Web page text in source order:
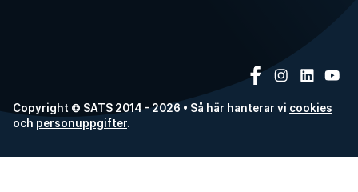
Copyright © SATS 2014 - 2026 • Så här hanterar vi cookies
och personuppgifter.